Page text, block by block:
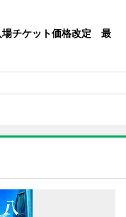
場チケット価格改定 最